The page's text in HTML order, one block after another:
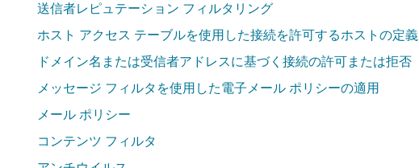
送信者レピュテーション フィルタリング
ホスト アクセス テーブルを使用した接続を許可するホストの定義
ドメイン名または受信者アドレスに基づく接続の許可または拒否
メッセージ フィルタを使用した電子メール ポリシーの適用
メール ポリシー
コンテンツ フィルタ